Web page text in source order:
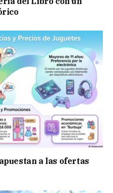
a las ofertas